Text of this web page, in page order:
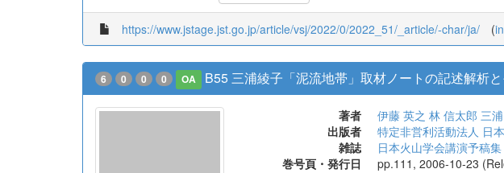
https://www.jstage.jst.go.jp/article/vsj/2022/0/2022_51/_article/-char/ja/ (
6 0 0 0 OA B55 三浦綾子「泥流地帯」取材ノートの記述解析
著者 伊藤 英之 林 信太郎 三
出版者
特定非営利活動法人 日
雑誌
日本火山学会講演予稿
巻号頁・発行日
pp.111, 2006-10-23